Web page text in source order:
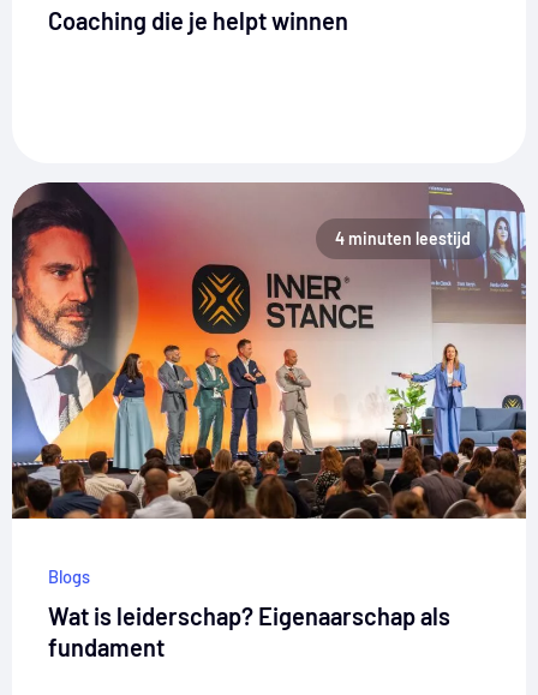
Coaching die je helpt winnen
4 minuten leestijd
Blogs
Wat is leiderschap? Eigenaarschap als
fundament